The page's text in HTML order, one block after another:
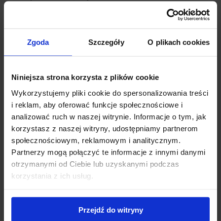
Zgoda Szczegóły O plikach cookies
Niniejsza strona korzysta z plików cookie
Wykorzystujemy pliki cookie do spersonalizowania treści
i reklam, aby oferować funkcje społecznościowe i
analizować ruch w naszej witrynie. Informacje o tym, jak
korzystasz z naszej witryny, udostępniamy partnerom
społecznościowym, reklamowym i analitycznym.
Partnerzy mogą połączyć te informacje z innymi danymi
otrzymanymi od Ciebie lub uzyskanymi podczas
korzystania z ich usług.
Przejdź do witryny
susze, choć regularne podlewanie w czasie
zawiązywania owoców gwarantuje większe zbiory.
Wystarczy co kilka lat usunąć najstarsze pędy, aby
odmłodzić krzew i zachować jego wigor.
Świdośliwa w aranżacji – od
żywopłotu po soliter
W naszej ofercie znajdziesz odmiany o różnych
pokrojach, co pozwala na szerokie zastosowanie:
Świdośliwa Lamarcka (Amelanchier lamarckii):
Najpopularniejsza, często prowadzona jako